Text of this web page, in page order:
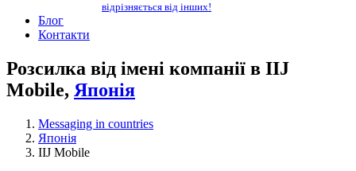
відрізняється від інших!
Блог
Контакти
Розсилка від імені компанії в IIJ
Mobile, Японія
Messaging in countries
Японія
IIJ Mobile